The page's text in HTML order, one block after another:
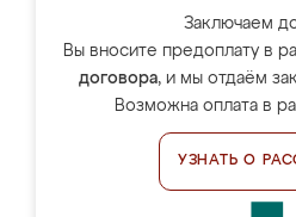
Заключаем
Вы вносите предоплату в
договора, и мы отдаём
Возможна оплата в
УЗНАТЬ О